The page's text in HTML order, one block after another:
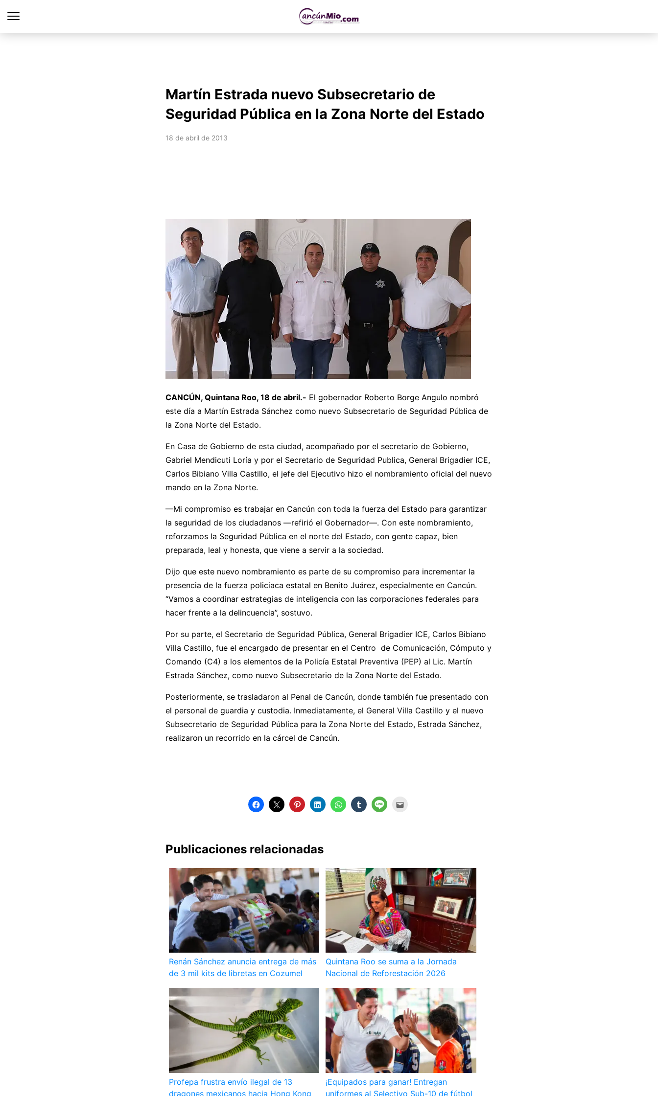
Martín Estrada nuevo Subsecretario de
Seguridad Pública en la Zona Norte del Estado
18 de abril de 2013
CANCÚN, Quintana Roo, 18 de abril.- El gobernador Roberto Borge Angulo nombró
este día a Martín Estrada Sánchez como nuevo Subsecretario de Seguridad Pública de
la Zona Norte del Estado.
En Casa de Gobierno de esta ciudad, acompañado por el secretario de Gobierno,
Gabriel Mendicuti Loría y por el Secretario de Seguridad Publica, General Brigadier ICE,
Carlos Bibiano Villa Castillo, el jefe del Ejecutivo hizo el nombramiento oficial del nuevo
mando en la Zona Norte.
—Mi compromiso es trabajar en Cancún con toda la fuerza del Estado para garantizar
la seguridad de los ciudadanos —refirió el Gobernador—. Con este nombramiento,
reforzamos la Seguridad Pública en el norte del Estado, con gente capaz, bien
preparada, leal y honesta, que viene a servir a la sociedad.
Dijo que este nuevo nombramiento es parte de su compromiso para incrementar la
presencia de la fuerza policiaca estatal en Benito Juárez, especialmente en Cancún.
“Vamos a coordinar estrategias de inteligencia con las corporaciones federales para
hacer frente a la delincuencia”, sostuvo.
Por su parte, el Secretario de Seguridad Pública, General Brigadier ICE, Carlos Bibiano
Villa Castillo, fue el encargado de presentar en el Centro de Comunicación, Cómputo y
Comando (C4) a los elementos de la Policía Estatal Preventiva (PEP) al Lic. Martín
Estrada Sánchez, como nuevo Subsecretario de la Zona Norte del Estado.
Posteriormente, se trasladaron al Penal de Cancún, donde también fue presentado con
el personal de guardia y custodia. Inmediatamente, el General Villa Castillo y el nuevo
Subsecretario de Seguridad Pública para la Zona Norte del Estado, Estrada Sánchez,
realizaron un recorrido en la cárcel de Cancún.
Publicaciones relacionadas
Renán Sánchez anuncia entrega de más
de 3 mil kits de libretas en Cozumel
Quintana Roo se suma a la Jornada
Nacional de Reforestación 2026
Profepa frustra envío ilegal de 13
dragones mexicanos hacia Hong Kong
¡Equipados para ganar! Entregan
uniformes al Selectivo Sub-10 de fútbol